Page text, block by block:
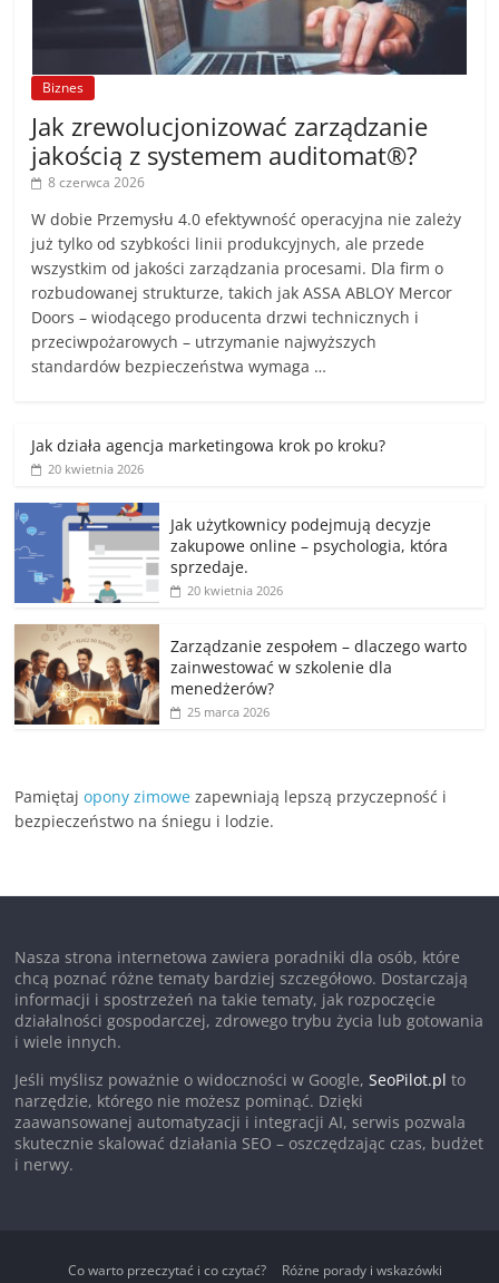
Biznes
Jak zrewolucjonizować zarządzanie
jakością z systemem auditomat®?
8 czerwca 2026
W dobie Przemysłu 4.0 efektywność operacyjna nie zależy
już tylko od szybkości linii produkcyjnych, ale przede
wszystkim od jakości zarządzania procesami. Dla firm o
rozbudowanej strukturze, takich jak ASSA ABLOY Mercor
Doors – wiodącego producenta drzwi technicznych i
przeciwpożarowych – utrzymanie najwyższych
standardów bezpieczeństwa wymaga …
Jak działa agencja marketingowa krok po kroku?
20 kwietnia 2026
Jak użytkownicy podejmują decyzje
zakupowe online – psychologia, która
sprzedaje.
20 kwietnia 2026
Zarządzanie zespołem – dlaczego warto
zainwestować w szkolenie dla
menedżerów?
25 marca 2026
Pamiętajopony zimowe zapewniają lepszą przyczepność i
bezpieczeństwo na śniegu i lodzie.
Nasza strona internetowa zawiera poradniki dla osób, które
chcą poznać różne tematy bardziej szczegółowo. Dostarczają
informacji i spostrzeżeń na takie tematy, jak rozpoczęcie
działalności gospodarczej, zdrowego trybu życia lub gotowania
i wiele innych.
Jeśli myślisz poważnie o widoczności w Google,SeoPilot.pl to
narzędzie, którego nie możesz pominąć. Dzięki
zaawansowanej automatyzacji i integracji AI, serwis pozwala
skutecznie skalować działania SEO – oszczędzając czas, budżet
i nerwy.
Co warto przeczytać i co czytać?
Różne porady i wskazówki